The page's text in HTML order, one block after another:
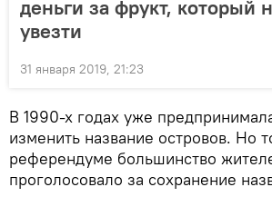
деньги за фрукт, который
увезти
31 января 2019, 21:23
В 1990-х годах уже
изменить название островов. Но
референдуме большинство
проголосовало за сохранение